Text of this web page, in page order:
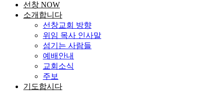
선창 NOW
소개합니다
선창교회 방향
위임 목사 인사말
섬기는 사람들
예배안내
교회소식
주보
기도합시다